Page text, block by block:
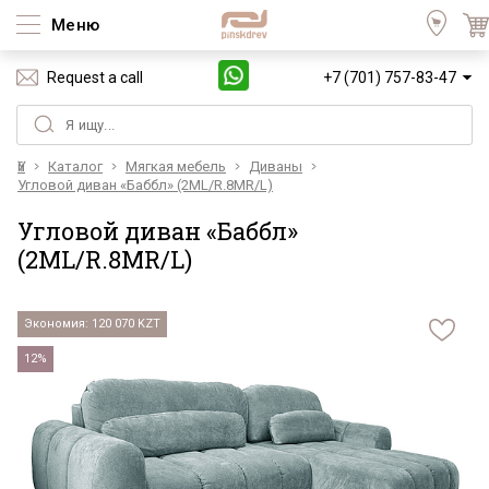
Меню
Request a call +7 (701) 757-83-47
Үй Каталог Мягкая мебель
Диваны
Угловой диван «Баббл» (2ML/R.8MR/L)
Угловой диван «Баббл»
(2ML/R.8MR/L)
Экономия: 120 070 KZT
12%